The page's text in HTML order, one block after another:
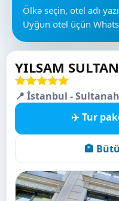
Ölkə seçin, otel adı
Uyğun otel üçün
YILSAM
📍 İstanbul -
✈️ Tur
🏨